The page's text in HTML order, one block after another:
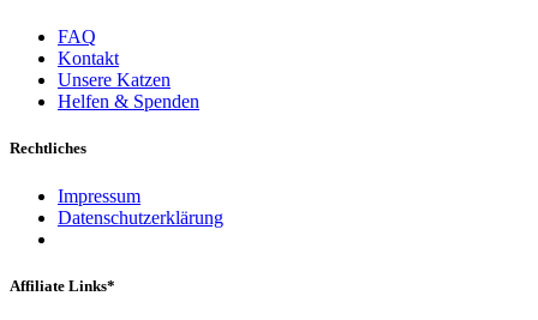
FAQ
Kontakt
Unsere Katzen
Helfen & Spenden
Rechtliches
Impressum
Datenschutzerklärung
Affiliate Links*